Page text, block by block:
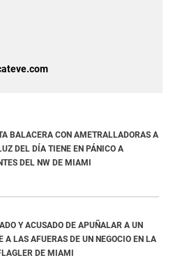
BALACERA CON AMETRALLADORAS A
DEL DÍA TIENE EN PÁNICO A
DEL NW DE MIAMI
Y ACUSADO DE APUÑALAR A UN
A LAS AFUERAS DE UN NEGOCIO EN LA
DE MIAMI